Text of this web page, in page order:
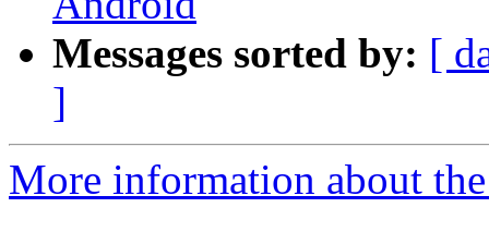
Messages sorted by: [
]
More information about